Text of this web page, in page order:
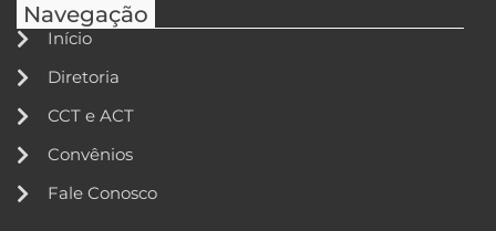
Navegação
Início
Diretoria
CCT e ACT
Convênios
Fale Conosco